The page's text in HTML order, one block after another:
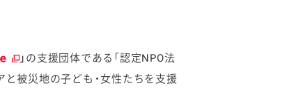
」 の支援団体である「認定NPO法
被災地の子ども・女性たちを支援